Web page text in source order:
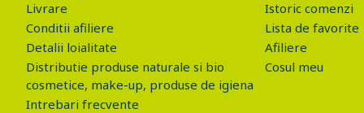
Livrare
Conditii afiliere
Detalii loialitate
Distributie produse naturale si bio
cosmetice, make-up, produse de igiena
Intrebari frecvente
Istoric comenzi
Lista de favorite
Afiliere
Cosul meu